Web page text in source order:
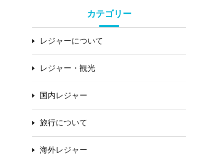
カテゴリー
レジャーについて
レジャー・観光
国内レジャー
旅行について
海外レジャー